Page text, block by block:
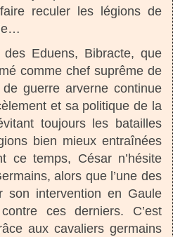
reculer les légions de
Eduens, Bibracte, que
comme chef suprême de
guerre arverne continue
et sa politique de la
toujours les batailles
bien mieux entraînées
ce temps, César n’hésite
alors que l’une des
son intervention en Gaule
ces derniers. C’est
aux cavaliers germains